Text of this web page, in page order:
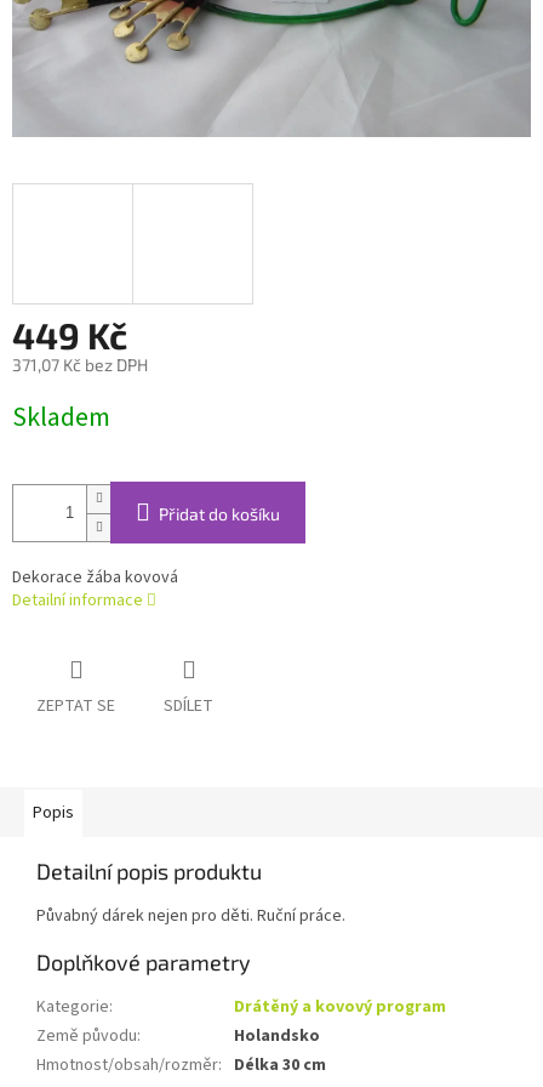
449 Kč
371,07 Kč bez DPH
cena:
Skladem
Přidat do košíku
Dekorace žába kovová
Detailní informace
ZEPTAT SE SDÍLET
Popis
Detailní popis produktu
Půvabný dárek nejen pro děti. Ruční práce.
Doplňkové parametry
Kategorie:
Drátěný a kovový program
Země původu:
Holandsko
Hmotnost/obsah/rozměr: Délka 30 cm